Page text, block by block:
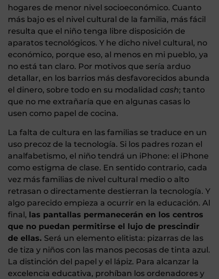
hogares de menor nivel socioeconómico. Cuanto
más bajo es el nivel cultural de la familia, más fácil
resulta que el niño tenga libre disposición de
aparatos tecnológicos. Y he dicho nivel cultural, no
económico, porque eso, al menos en mi pueblo, ya
no está tan claro. Por motivos que sería arduo
detallar, en los barrios más desfavorecidos abunda
el dinero, sobre todo en su modalidad cash; tanto
que no me extrañaría que en algunas casas lo
usen como papel de cocina.
La falta de cultura en las familias se traduce en un
uso precoz de la tecnología. Si los padres rozan el
analfabetismo, el niño tendrá un iPhone: el iPhone
como estigma de clase. En sentido contrario, cada
vez más familias de nivel cultural medio o alto
retrasan o directamente destierran la tecnología. Y
algo parecido empieza a ocurrir en la educación. Al
final, las pantallas permanecerán en los centros
que no puedan permitirse el lujo de prescindir
de ellas. Será un elemento elitista: pizarras de las
de tiza y niños con las manos pecosas de tinta azul.
La distinción del papel y el lápiz. Para alcanzar la
excelencia educativa, prohíban los ordenadores y